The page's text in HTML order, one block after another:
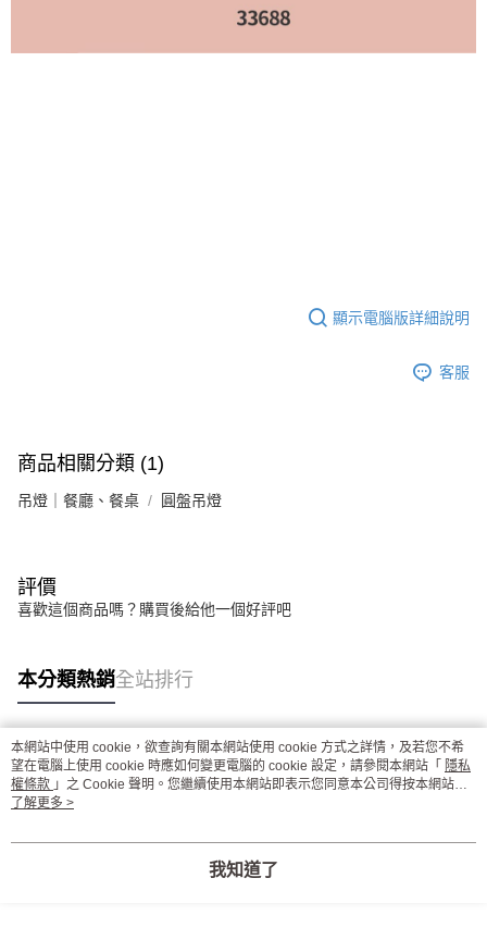
顯示電腦版詳細說明
客服
商品相關分類 (1)
吊燈｜餐廳、餐桌 圓盤吊燈
評價
喜歡這個商品嗎？購買後給他一個好評吧
本分類熱銷全站排行
熱門標籤
本網站中使用 cookie，欲查詢有關本網站使用 cookie 方式之詳情，及若您不希
望在電腦上使用 cookie 時應如何變更電腦的 cookie 設定，請參閱本網站「 隱私
權條款 」之 Cookie 聲明。您繼續使用本網站即表示您同意本公司得按本網站使
用條款之 Cookie 聲明使用 cookie。
了解更多 >
我知道了